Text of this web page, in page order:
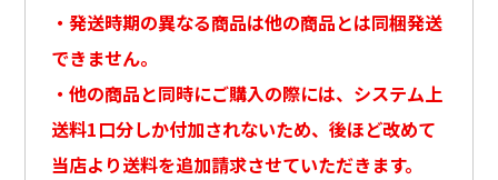
・発送時期の異なる商品は他の商品とは同梱発送
できません。
・他の商品と同時にご購入の際には、システム上
送料1口分しか付加されないため、後ほど改めて
当店より送料を追加請求させていただきます。